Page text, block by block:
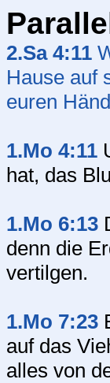
2.Sa 4:11
Hause auf
euren
1.Mo 4:11
hat, das
1.Mo 6:13
denn die
vertilgen.
1.Mo 7:23
auf das
alles von